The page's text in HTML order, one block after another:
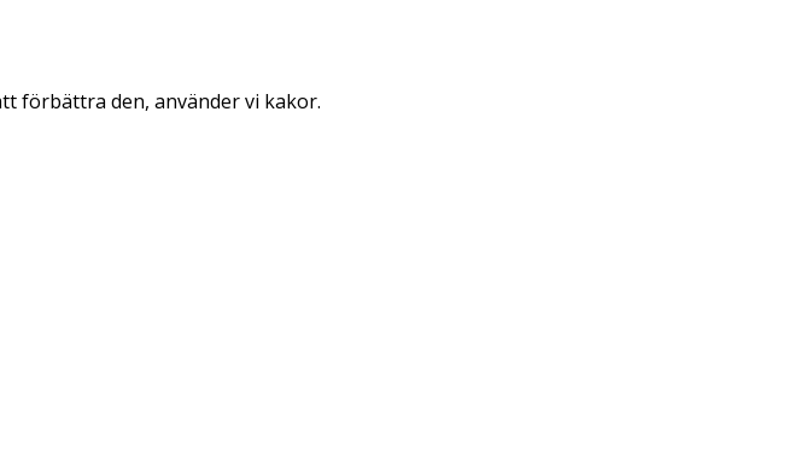
förbättra den, använder vi kakor.